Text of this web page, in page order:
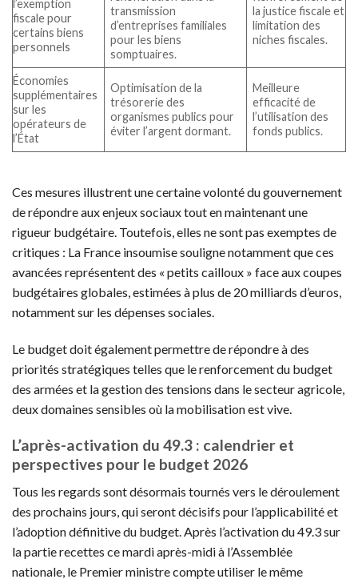
l’exemption
fiscale pour
certains biens
personnels
transmission
d’entreprises familiales
pour les biens
somptuaires.
la justice fiscale et
limitation des
niches fiscales.
Économies
supplémentaires
sur les
opérateurs de
l’État
Optimisation de la
trésorerie des
organismes publics pour
éviter l’argent dormant.
Meilleure
efficacité de
l’utilisation des
fonds publics.
Ces mesures illustrent une certaine volonté du gouvernement
de répondre aux enjeux sociaux tout en maintenant une
rigueur budgétaire. Toutefois, elles ne sont pas exemptes de
critiques : La France insoumise souligne notamment que ces
avancées représentent des « petits cailloux » face aux coupes
budgétaires globales, estimées à plus de 20 milliards d’euros,
notamment sur les dépenses sociales.
Le budget doit également permettre de répondre à des
priorités stratégiques telles que le renforcement du budget
des armées et la gestion des tensions dans le secteur agricole,
deux domaines sensibles où la mobilisation est vive.
L’après-activation du 49.3 : calendrier et
perspectives pour le budget 2026
Tous les regards sont désormais tournés vers le déroulement
des prochains jours, qui seront décisifs pour l’applicabilité et
l’adoption définitive du budget. Après l’activation du 49.3 sur
la partie recettes ce mardi après-midi à l’Assemblée
nationale, le Premier ministre compte utiliser le même